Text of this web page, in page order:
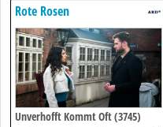
Rote Rosen
Unverhofft Kommt Oft (3745)